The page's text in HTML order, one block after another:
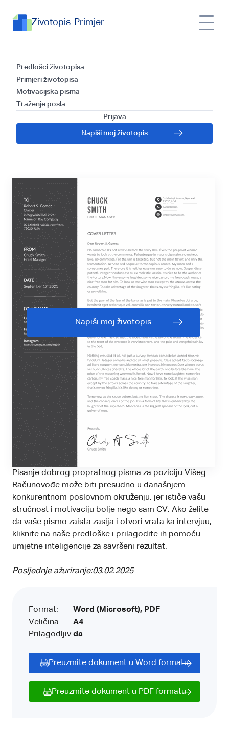
Zivotopis-Primjer
Predlošci životopisa
Primjeri životopisa
Motivacijska pisma
Traženje posla
Prijava
Napiši moj životopis
Predlošci za Pisanje
Propratnog Pisma i
Vodič za Višeg
Računovođu
Napiši moj životopis
Pisanje dobrog propratnog pisma za poziciju Višeg
Računovođe može biti presudno u današnjem
konkurentnom poslovnom okruženju, jer ističe vašu
stručnost i motivaciju bolje nego sam CV. Ako želite
da vaše pismo zaista zasija i otvori vrata ka intervjuu,
kliknite na naše predloške i prilagodite ih pomoću
umjetne inteligencije za savršeni rezultat.
Posljednje ažuriranje:03.02.2025
Format:
Veličina:
Prilagodljiv:
Word (Microsoft), PDF
A4
da
Preuzmite dokument u Word formatu
Preuzmite dokument u PDF formatu